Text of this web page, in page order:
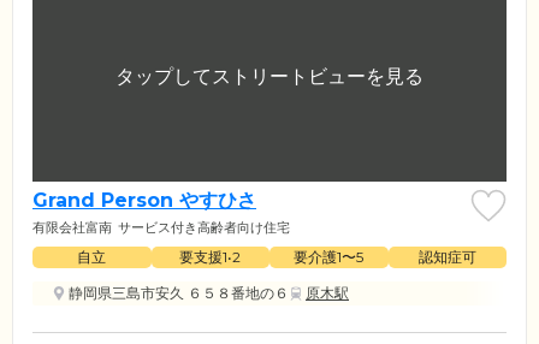
Grand Person やすひさ
有限会社富南 サービス付き高齢者向け住宅
自立 要支援1•2 要介護1〜5
認知症可
静岡県三島市安久 ６５８番地の６
原木駅